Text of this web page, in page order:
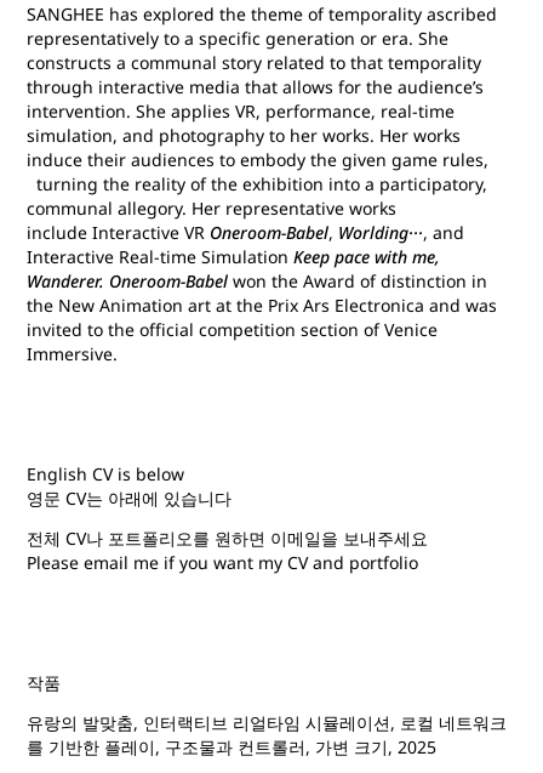
SANGHEE has explored the theme of temporality ascribed
representatively to a specific generation or era. She
constructs a communal story related to that temporality
through interactive media that allows for the audience’s
intervention. She applies VR, performance, real-time
simulation, and photography to her works. Her works
induce their audiences to embody the given game rules,
turning the reality of the exhibition into a participatory,
communal allegory. Her representative works
include Interactive VR Oneroom-Babel, Worlding···, and
Interactive Real-time SimulationKeep pace with me,
Wanderer. Oneroom-Babelwon the Award of distinction in
the New Animation art at the Prix Ars Electronica and was
invited to the official competition section of Venice
Immersive.
English CV is below
영문 CV는 아래에 있습니다
전체 CV나 포트폴리오를 원하면 이메일을 보내주세요
Please email me if you want my CV and portfolio
작품
유랑의 발맞춤, 인터랙티브 리얼타임 시뮬레이션, 로컬 네트워크
를 기반한 플레이, 구조물과 컨트롤러, 가변 크기, 2025